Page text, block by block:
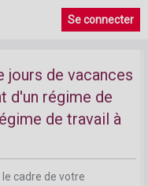
Se connecter
jours de vacances
d'un régime de
de travail à
cadre de votre